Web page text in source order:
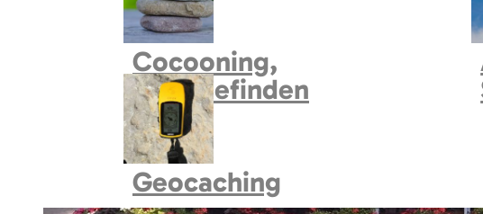
Cocooning,
Wohlbefinden
Geocaching